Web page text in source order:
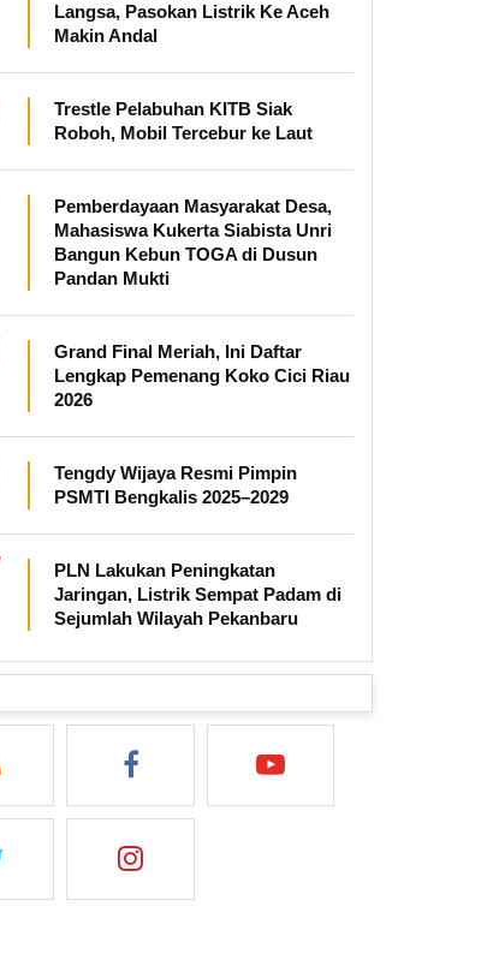
Langsa, Pasokan Listrik Ke Aceh
Makin Andal
Trestle Pelabuhan KITB Siak
Roboh, Mobil Tercebur ke Laut
Pemberdayaan Masyarakat Desa,
Mahasiswa Kukerta Siabista Unri
Bangun Kebun TOGA di Dusun
Pandan Mukti
Grand Final Meriah, Ini Daftar
Lengkap Pemenang Koko Cici Riau
2026
Tengdy Wijaya Resmi Pimpin
PSMTI Bengkalis 2025–2029
PLN Lakukan Peningkatan
Jaringan, Listrik Sempat Padam di
Sejumlah Wilayah Pekanbaru